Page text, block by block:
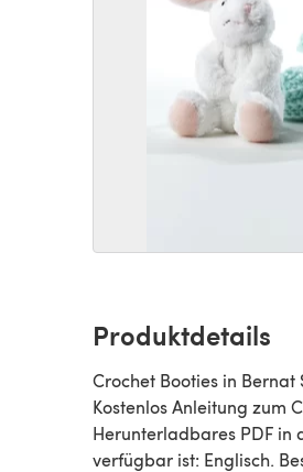
Produktdetails
Crochet Booties in Bernat
Kostenlos Anleitung zum
Herunterladbares PDF in
verfügbar ist: Englisch.